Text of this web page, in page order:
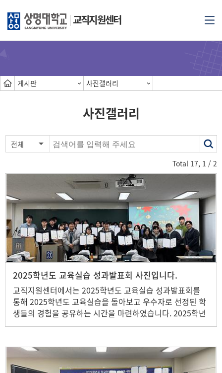
교직지원센터
게시판 사진갤러리
사진갤러리
전체
Total 17, 1 / 2
2025학년도 교육실습 성과발표회 사진입니다.
교직지원센터에서는 2025학년도 교육실습 성과발표회를
통해 2025학년도 교육실습을 돌아보고 우수자로 선정된 학
생들의 경험을 공유하는 시간을 마련하였습니다. 2025학년
도 교육실습(학교현장실습, 교육봉사활동) 참여 학생 중 총